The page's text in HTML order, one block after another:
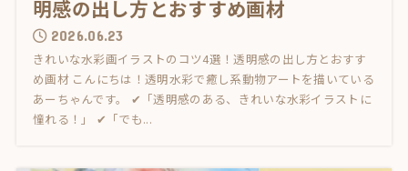
明感の出し方とおすすめ画材
2026.06.23
きれいな水彩画イラストのコツ4選！透明感の出し方とおすす
め画材 こんにちは！透明水彩で癒し系動物アートを描いている
あーちゃんです。 ✔「透明感のある、きれいな水彩イラストに
憧れる！」 ✔「でも...